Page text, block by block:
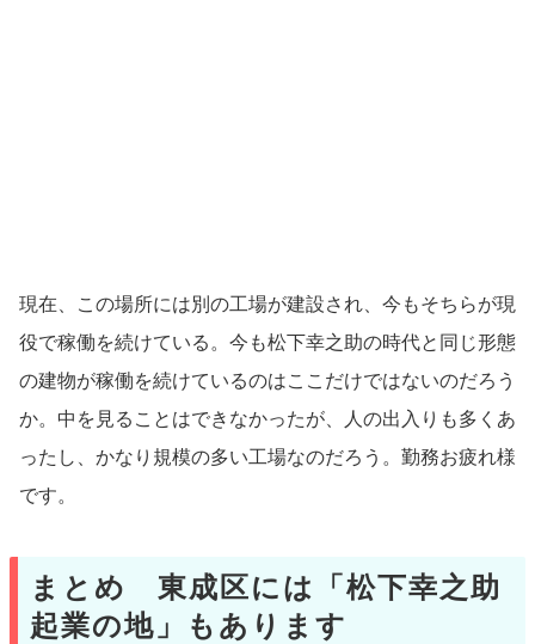
現在、この場所には別の工場が建設され、今もそちらが現
役で稼働を続けている。今も松下幸之助の時代と同じ形態
の建物が稼働を続けているのはここだけではないのだろう
か。中を見ることはできなかったが、人の出入りも多くあ
ったし、かなり規模の多い工場なのだろう。勤務お疲れ様
です。
まとめ 東成区には「松下幸之助
起業の地」もあります